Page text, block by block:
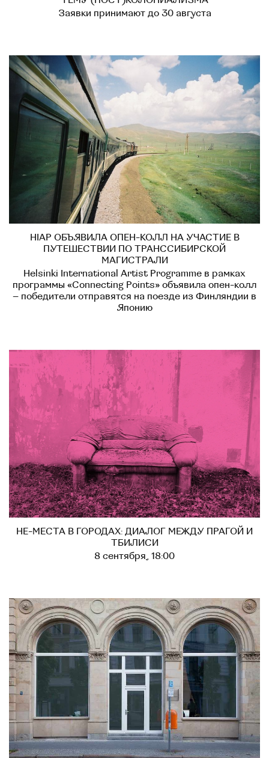
Заявки принимают до 30 августа
HIAP ОБЪЯВИЛА ОПЕН-КОЛЛ НА УЧАСТИЕ В
ПУТЕШЕСТВИИ ПО ТРАНССИБИРСКОЙ
МАГИСТРАЛИ
Helsinki International Artist Programme в рамках
программы «Connecting Points» объявила опен-колл
– победители отправятся на поезде из Финляндии в
Японию
НЕ-МЕСТА В ГОРОДАХ: ДИАЛОГ МЕЖДУ ПРАГОЙ И
ТБИЛИСИ
8 сентября, 18:00